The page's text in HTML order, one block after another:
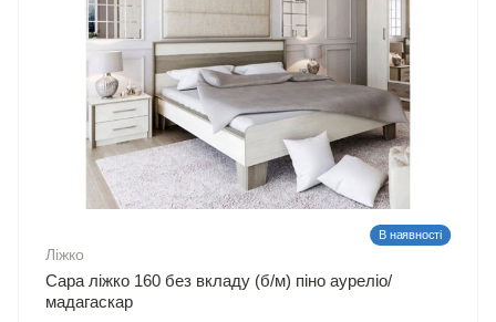
В наявності
Ліжко
Сара ліжко 160 без вкладу (б/м) піно ауреліо/
мадагаскар